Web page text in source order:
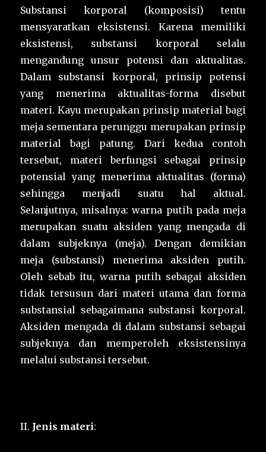
Substansi korporal (komposisi) tentu
mensyaratkan eksistensi. Karena memiliki
eksistensi, substansi korporal selalu
mengandung unsur potensi dan aktualitas.
Dalam substansi korporal, prinsip potensi
yang menerima aktualitas-forma disebut
materi. Kayu merupakan prinsip material bagi
meja sementara perunggu merupakan prinsip
material bagi patung. Dari kedua contoh
tersebut, materi berfungsi sebagai prinsip
potensial yang menerima aktualitas (forma)
sehingga menjadi suatu hal aktual.
Selanjutnya, misalnya: warna putih pada meja
merupakan suatu aksiden yang mengada di
dalam subjeknya (meja). Dengan demikian
meja (substansi) menerima aksiden putih.
Oleh sebab itu, warna putih sebagai aksiden
tidak tersusun dari materi utama dan forma
substansial sebagaimana substansi korporal.
Aksiden mengada di dalam substansi sebagai
subjeknya dan memperoleh eksistensinya
melalui substansi tersebut.
II. Jenis materi: